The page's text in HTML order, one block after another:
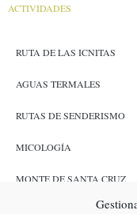
ACTIVIDADES
RUTA DE LAS ICNITAS
AGUAS TERMALES
RUTAS DE SENDERISMO
MICOLOGÍA
MONTE DE SANTA CRUZ